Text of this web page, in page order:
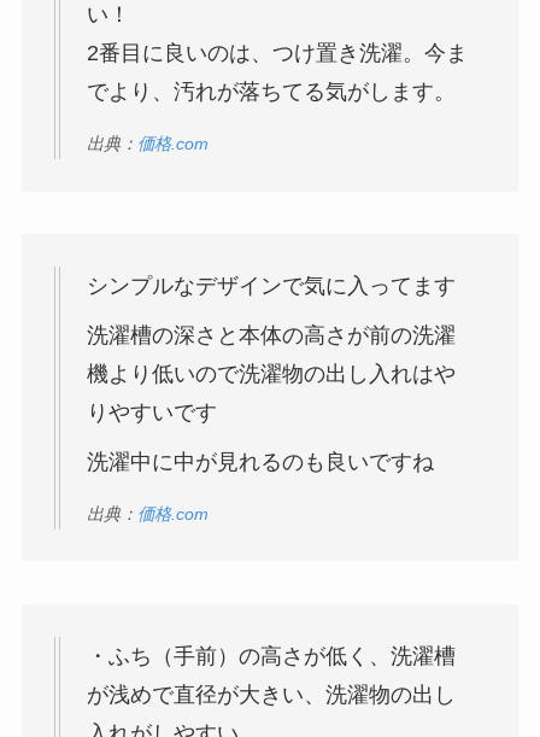
い！
2番目に良いのは、つけ置き洗濯。今ま
でより、汚れが落ちてる気がします。
出典： 価格.com
シンプルなデザインで気に入ってます
洗濯槽の深さと本体の高さが前の洗濯
機より低いので洗濯物の出し入れはや
りやすいです
洗濯中に中が見れるのも良いですね
出典： 価格.com
・ふち（手前）の高さが低く、洗濯槽
が浅めで直径が大きい、洗濯物の出し